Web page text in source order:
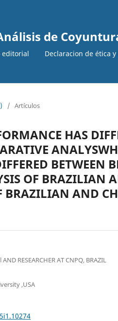
de
editorial Declaracion de ética
/ Artículos
HAS
OF BRAZILIAN
BRAZILIAN AND
RESEARCHER AT CNPQ, BRAZIL
,USA